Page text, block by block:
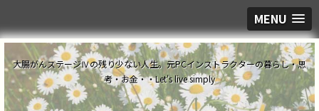
MENU
大腸がんステージⅣの残り少ない人生。元PCインストラクターの暮らし・思
考・お金・・Let's live simply